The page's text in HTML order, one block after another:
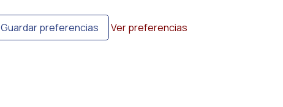
Guardar preferencias
Ver preferencias